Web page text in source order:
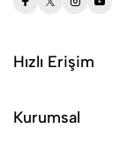
Hızlı Erişim
Kurumsal